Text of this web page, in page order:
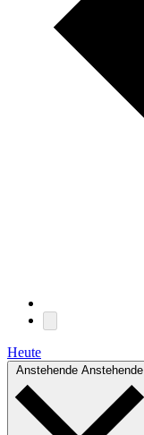
Heute
Anstehende Anstehende